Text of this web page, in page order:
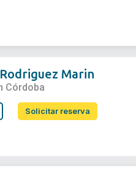
Marin
Córdoba
Solicitar reserva